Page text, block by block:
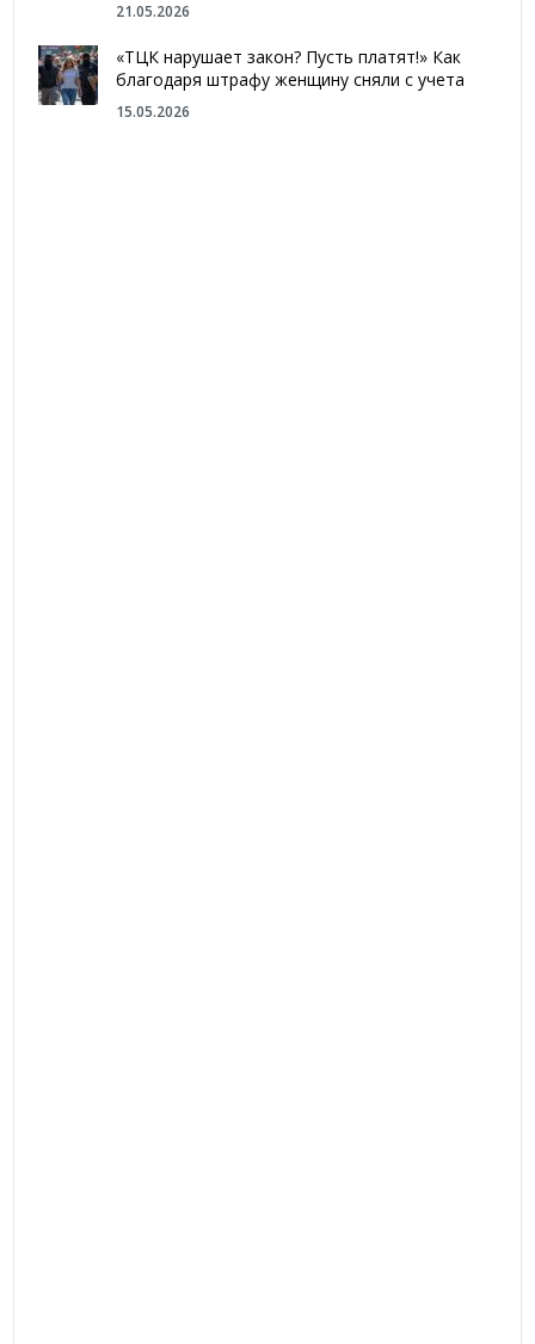
21.05.2026
«ТЦК нарушает закон? Пусть платят!» Как
благодаря штрафу женщину сняли с учета
15.05.2026